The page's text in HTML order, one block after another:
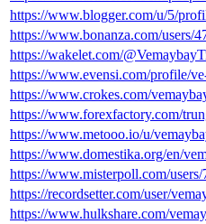
https://www.blogger.com/u/5/
https://www.bonanza.com/users/
https://wakelet.com/
https://www.evensi.com/profile/
https://www.crokes.com/
https://www.forexfactory.com/
https://www.metooo.io/u/
https://www.domestika.org/en/
https://www.misterpoll.com/users/
https://recordsetter.com/user/
https://www.hulkshare.com/